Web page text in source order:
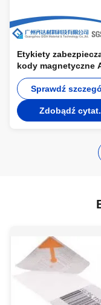
Etykiety
kody magnetyczne
Library Semi-Hard
labels, Sourcing Tag
Sprawdź
Zdobądź cytat.